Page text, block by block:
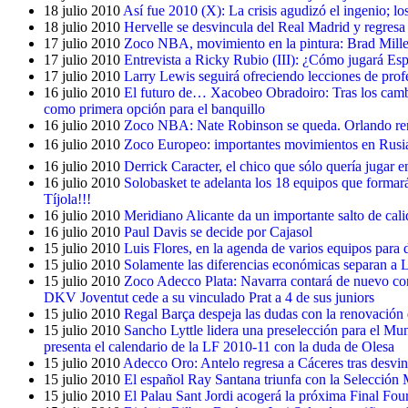
18 julio 2010 Así fue 2010 (X): La crisis agudizó el ingenio;
18 julio 2010 Hervelle se desvincula del Real Madrid y
17 julio 2010 Zoco NBA, movimiento en la pintura: Brad
17 julio 2010 Entrevista a Ricky Rubio (III): ¿Cómo jugará
17 julio 2010 Larry Lewis seguirá ofreciendo lecciones de
16 julio 2010 El futuro de… Xacobeo Obradoiro: Tras los
como primera opción para el banquillo
16 julio 2010 Zoco NBA: Nate Robinson se queda. Orlando
16 julio 2010 Zoco Europeo: importantes movimientos en
16 julio 2010 Derrick Caracter, el chico que sólo quería jugar
16 julio 2010 Solobasket te adelanta los 18 equipos que
Tíjola!!!
16 julio 2010 Meridiano Alicante da un importante salto de
16 julio 2010 Paul Davis se decide por Cajasol
15 julio 2010 Luis Flores, en la agenda de varios equipos para
15 julio 2010 Solamente las diferencias económicas separan
15 julio 2010 Zoco Adecco Plata: Navarra contará de nuevo
DKV Joventut cede a su vinculado Prat a 4 de sus juniors
15 julio 2010 Regal Barça despeja las dudas con la
15 julio 2010 Sancho Lyttle lidera una preselección para el
presenta el calendario de la LF 2010-11 con la duda de Olesa
15 julio 2010 Adecco Oro: Antelo regresa a Cáceres tras
15 julio 2010 El español Ray Santana triunfa con la Selección
15 julio 2010 El Palau Sant Jordi acogerá la próxima Final